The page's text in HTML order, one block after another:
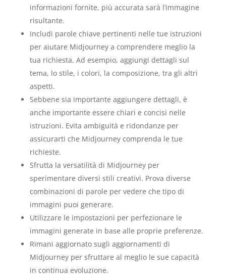
informazioni fornite, più accurata sarà l’immagine
risultante.
Includi parole chiave pertinenti nelle tue istruzioni
per aiutare Midjourney a comprendere meglio la
tua richiesta. Ad esempio, aggiungi dettagli sul
tema, lo stile, i colori, la composizione, tra gli altri
aspetti.
Sebbene sia importante aggiungere dettagli, è
anche importante essere chiari e concisi nelle
istruzioni. Evita ambiguità e ridondanze per
assicurarti che Midjourney comprenda le tue
richieste.
Sfrutta la versatilità di Midjourney per
sperimentare diversi stili creativi. Prova diverse
combinazioni di parole per vedere che tipo di
immagini puoi generare.
Utilizzare le impostazioni per perfezionare le
immagini generate in base alle proprie preferenze.
Rimani aggiornato sugli aggiornamenti di
Midjourney per sfruttare al meglio le sue capacità
in continua evoluzione.